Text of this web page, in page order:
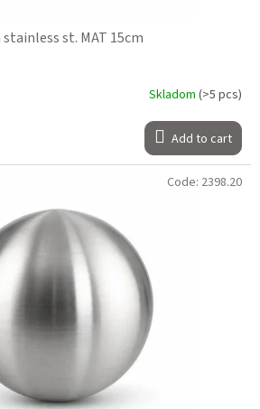
stainless st. MAT 15cm
Skladom (>5 pcs)
Add to cart
Code: 2398.20